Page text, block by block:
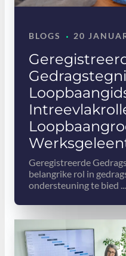
BLOGS · 20
Geregistreerde
belangrike rol in
ondersteuning te bied ...